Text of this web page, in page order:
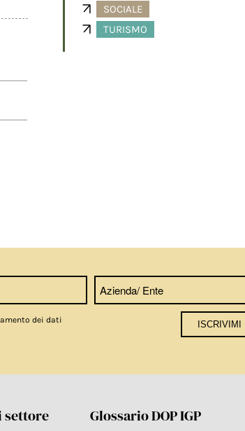
SOCIALE
TURISMO
dei dati
settore Glossario DOP IGP